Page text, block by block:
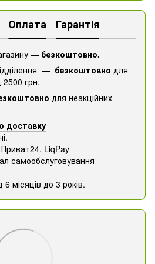
Оплата Гарантія
— безкоштовно.
— безкоштовно для
2500 грн.
для неакційних
доставку
​​LiqPay
самообслуговування
6 місяців до 3 років.